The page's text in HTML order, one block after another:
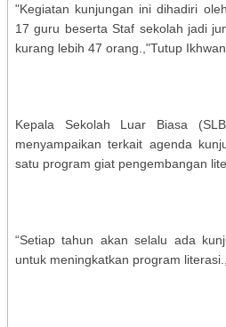
"Kegiatan kunjungan ini dihadiri
17 guru beserta Staf sekolah jadi
kurang lebih 47 orang.,"Tutup Ikhwan
Kepala Sekolah Luar Biasa
menyampaikan terkait agenda
satu program giat pengembangan
“Setiap tahun akan selalu ada
untuk meningkatkan program